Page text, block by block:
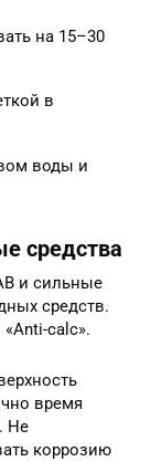
на 15–30
в
воды и
средства
и сильные
средств.
calc».
время
Не
коррозию